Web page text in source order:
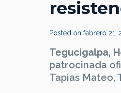
Posted on febrero 21,
Tegucigalpa,
patrocinada
Tapias Mateo,